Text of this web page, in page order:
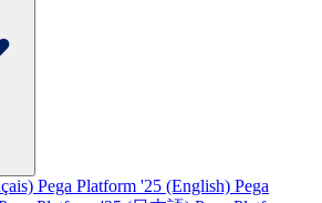
Pega Platform '25 (English) Pega